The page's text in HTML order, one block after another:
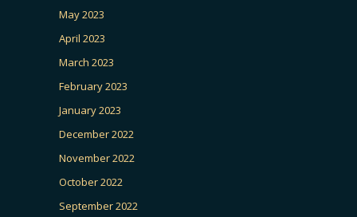
May 2023
April 2023
March 2023
February 2023
January 2023
December 2022
November 2022
October 2022
September 2022